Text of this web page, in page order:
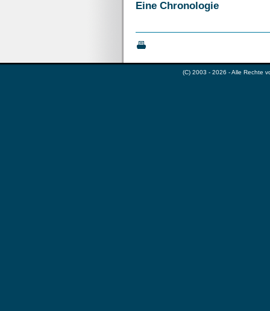
Eine Chronologie
(C) 2003 - 2026 - Alle Rechte